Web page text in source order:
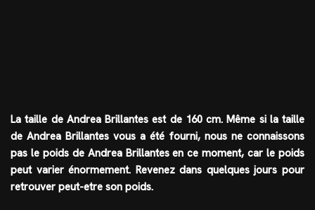
La taille de Andrea Brillantes est de 160 cm. Même si la taille
de Andrea Brillantes vous a été fourni, nous ne connaissons
pas le poids de Andrea Brillantes en ce moment, car le poids
peut varier énormement. Revenez dans quelques jours pour
retrouver peut-etre son poids.